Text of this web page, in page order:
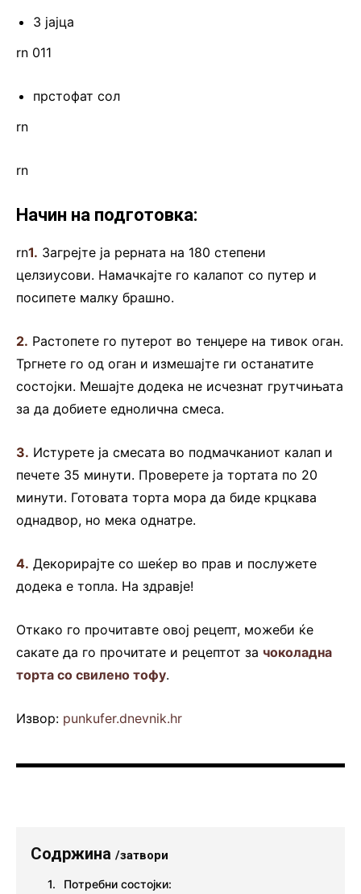
3 јајца
rn 011
прстофат сол
rn
rn
Начин на подготовка:
rn1. Загрејте ја рерната на 180 степени
целзиусови. Намачкајте го калапот со путер и
посипете малку брашно.
2. Растопете го путерот во тенџере на тивок оган.
Тргнете го од оган и измешајте ги останатите
состојки. Мешајте додека не исчезнат грутчињата
за да добиете еднолична смеса.
3. Истурете ја смесата во подмачканиот калап и
печете 35 минути. Проверете ја тортата по 20
минути. Готовата торта мора да биде крцкава
однадвор, но мека однатре.
4. Декорирајте со шеќер во прав и послужете
додека е топла. На здравје!
Откако го прочитавте овој рецепт, можеби ќе
сакате да го прочитате и рецептот за чоколадна
торта со свилено тофу.
Извор: punkufer.dnevnik.hr
Содржина /затвори
Потребни состојки: